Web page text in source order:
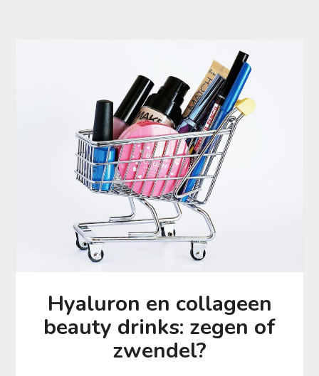
Hyaluron en collageen
beauty drinks: zegen of
zwendel?